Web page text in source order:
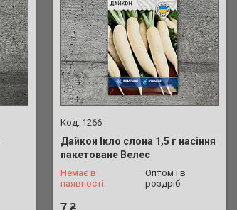
1266
Дайкон Ікло слона 1,5 г насіння
пакетоване Велес
Немає в
наявності
Оптом і в
роздріб